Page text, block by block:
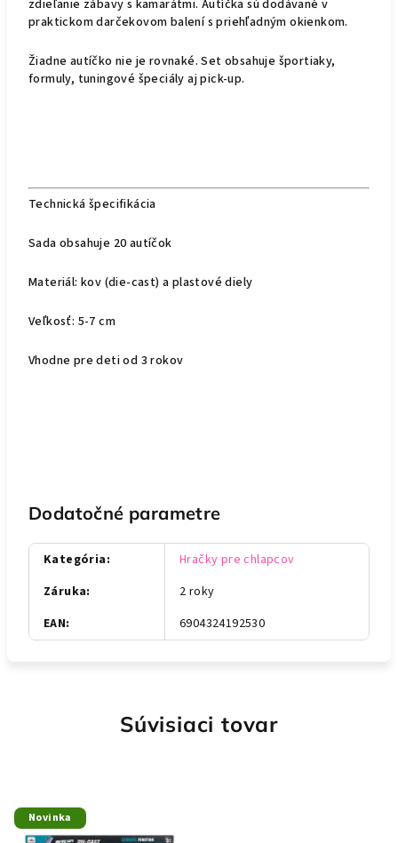
zdieľanie zábavy s kamarátmi. Autíčka sú dodávané v
praktickom darčekovom balení s priehľadným okienkom.
Žiadne autíčko nie je rovnaké. Set obsahuje športiaky,
formuly, tuningové špeciály aj pick-up.
Technická špecifikácia
Sada obsahuje 20 autíčok
Materiál: kov (die-cast) a plastové diely
Veľkosť: 5-7 cm
Vhodne pre deti od 3 rokov
Dodatočné parametre
Kategória:
Hračky pre chlapcov
Záruka:
2 roky
EAN: 6904324192530
Súvisiaci tovar
Novinka